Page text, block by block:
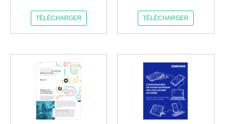
TÉLÉCHARGER TÉLÉCHARGER